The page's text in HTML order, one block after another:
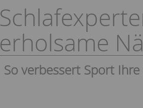
erholsame
So verbessert Sport